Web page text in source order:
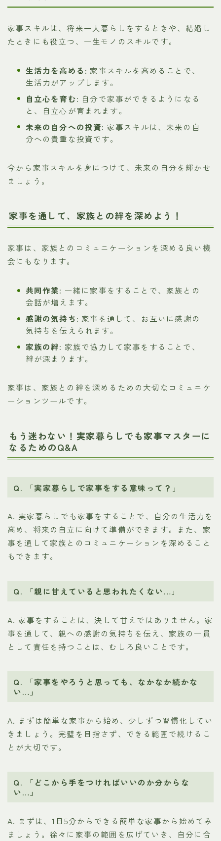
家事スキルは、将来一人暮らしをするときや、結婚し
たときにも役立つ、一生モノのスキルです。
生活力を高める: 家事スキルを高めることで、
生活力がアップします。
自立心を育む: 自分で家事ができるようになる
と、自立心が育まれます。
未来の自分への投資: 家事スキルは、未来の自
分への貴重な投資です。
今から家事スキルを身につけて、未来の自分を輝かせ
ましょう。
家事を通して、家族との絆を深めよう！
家事は、家族とのコミュニケーションを深める良い機
会にもなります。
共同作業: 一緒に家事をすることで、家族との
会話が増えます。
感謝の気持ち: 家事を通して、お互いに感謝の
気持ちを伝えられます。
家族の絆: 家族で協力して家事をすることで、
絆が深まります。
家事は、家族との絆を深めるための大切なコミュニケ
ーションツールです。
もう迷わない！実家暮らしでも家事マスターに
なるためのQ&A
Q. 「実家暮らしで家事をする意味って？」
A. 実家暮らしでも家事をすることで、自分の生活力を
高め、将来の自立に向けて準備ができます。また、家
事を通して家族とのコミュニケーションを深めること
もできます。
Q. 「親に甘えていると思われたくない…」
A. 家事をすることは、決して甘えではありません。家
事を通して、親への感謝の気持ちを伝え、家族の一員
として責任を持つことは、むしろ良いことです。
Q. 「家事をやろうと思っても、なかなか続かな
い…」
A. まずは簡単な家事から始め、少しずつ習慣化してい
きましょう。完璧を目指さず、できる範囲で続けるこ
とが大切です。
Q. 「どこから手をつければいいのか分からな
い…」
A. まずは、1日5分からできる簡単な家事から始めてみ
ましょう。徐々に家事の範囲を広げていき、自分に合